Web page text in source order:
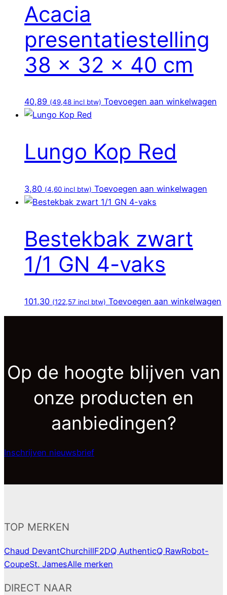
Acacia
presentatiestelling
38 x 32 x 40 cm
40,89 (49,48 incl btw) Toevoegen aan winkelwagen
Lungo Kop Red
3,80 (4,60 incl btw) Toevoegen aan winkelwagen
Bestekbak zwart
1/1 GN 4-vaks
101,30 (122,57 incl btw) Toevoegen aan winkelwagen
Op de hoogte blijven van
onze producten en
aanbiedingen?
Inschrijven nieuwsbrief
TOP MERKEN
Chaud DevantChurchillF2DQ AuthenticQ RawRobot-
CoupeSt. JamesAlle merken
DIRECT NAAR